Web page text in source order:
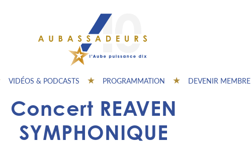
VIDÉOS & PODCASTS PROGRAMMATION DEVENIR MEMBRE
Concert REAVEN
SYMPHONIQUE